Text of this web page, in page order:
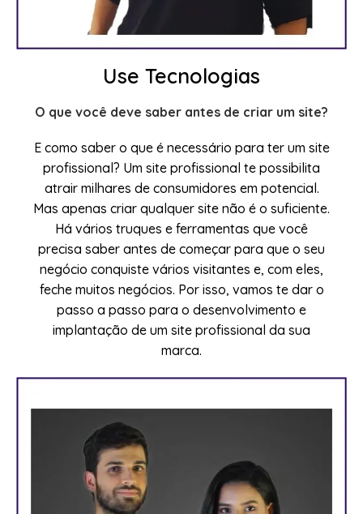
Use Tecnologias
O que você deve saber antes de criar um site?
E como saber o que é necessário para ter um site
profissional? Um site profissional te possibilita
atrair milhares de consumidores em potencial.
Mas apenas criar qualquer site não é o suficiente.
Há vários truques e ferramentas que você
precisa saber antes de começar para que o seu
negócio conquiste vários visitantes e, com eles,
feche muitos negócios. Por isso, vamos te dar o
passo a passo para o desenvolvimento e
implantação de um site profissional da sua
marca.